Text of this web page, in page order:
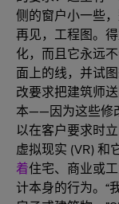
侧的窗户小一些
再见，工程图。
化，而且它永远
面上的线，并试
改要求把建筑师
本——因为这些修
以在客户要求时
虚拟现实 (VR) 和
着住宅、商业或
计本身的行为。“